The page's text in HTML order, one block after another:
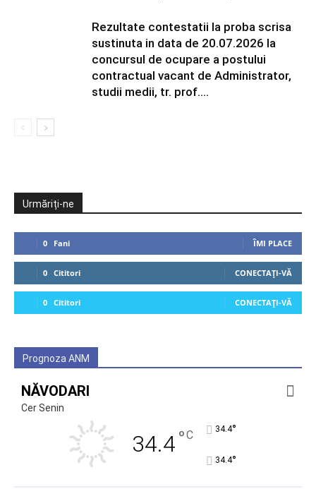
Rezultate contestatii la proba scrisa
sustinuta in data de 20.07.2026 la
concursul de ocupare a postului
contractual vacant de Administrator,
studii medii, tr. prof....
Urmăriți-ne
0 Fani ÎMI PLACE
0 Cititori CONECTAȚI-VĂ
0 Cititori CONECTAȚI-VĂ
Prognoza ANM
NĂVODARI
Cer Senin
34.4°C 34.4°
34.4°